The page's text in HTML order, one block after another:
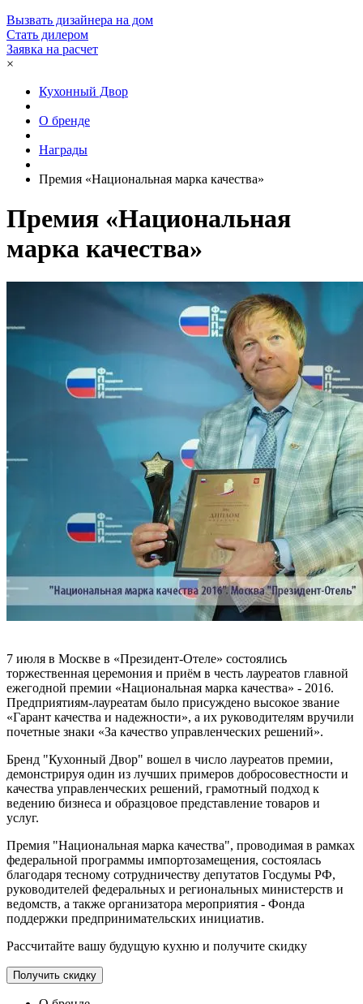
Вызвать дизайнера на дом
Стать дилером
Заявка на расчет
×
Кухонный Двор
О бренде
Награды
Премия «Национальная марка качества»
Премия «Национальная
марка качества»
7 июля в Москве в «Президент-Отеле» состоялись
торжественная церемония и приём в честь лауреатов главной
ежегодной премии «Национальная марка качества» - 2016.
Предприятиям-лауреатам было присуждено высокое звание
«Гарант качества и надежности», а их руководителям вручили
почетные знаки «За качество управленческих решений».
Бренд "Кухонный Двор" вошел в число лауреатов премии,
демонстрируя один из лучших примеров добросовестности и
качества управленческих решений, грамотный подход к
ведению бизнеса и образцовое представление товаров и
услуг.
Премия "Национальная марка качества", проводимая в рамках
федеральной программы импортозамещения, состоялась
благодаря тесному сотрудничеству депутатов Госдумы РФ,
руководителей федеральных и региональных министерств и
ведомств, а также организатора мероприятия - Фонда
поддержки предпринимательских инициатив.
Рассчитайте вашу будущую кухню и получите скидку
Получить скидку